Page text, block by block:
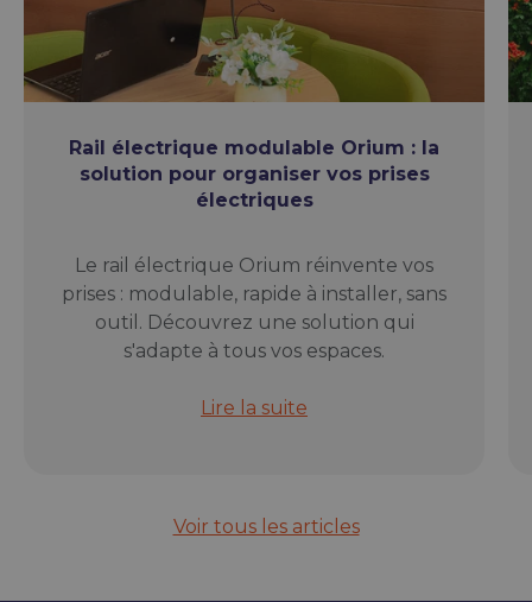
Rail électrique modulable Orium : la
solution pour organiser vos prises
électriques
Le rail électrique Orium réinvente vos
prises : modulable, rapide à installer, sans
outil. Découvrez une solution qui
s'adapte à tous vos espaces.
Rail électrique modulable Orium :
Lire la suite
Voir tous les articles